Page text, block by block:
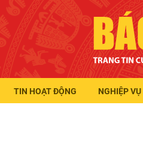
TIN HOẠT ĐỘNG NGHIỆP VỤ